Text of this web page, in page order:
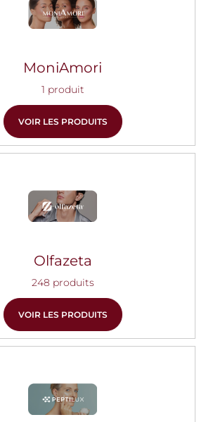
MoniAmori
1 produit
VOIR LES PRODUITS
Olfazeta
248 produits
VOIR LES PRODUITS